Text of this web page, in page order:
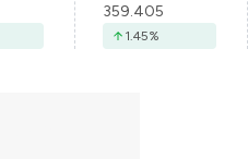
359.405
1.45%